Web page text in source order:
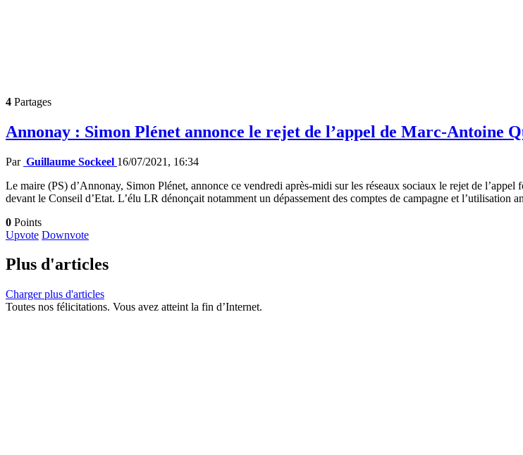
4 Partages
Annonay : Simon Plénet annonce le rejet de l’appel de Marc-Antoine
Par Guillaume Sockeel 16/07/2021, 16:34
Le maire (PS) d’Annonay, Simon Plénet, annonce ce vendredi après-midi sur les réseaux sociaux le rejet de
devant le Conseil d’Etat. L’élu LR dénonçait notamment un dépassement des comptes de campagne et
0 Points
Upvote Downvote
Plus d'articles
Charger plus d'articles
Toutes nos félicitations. Vous avez atteint la fin d’Internet.